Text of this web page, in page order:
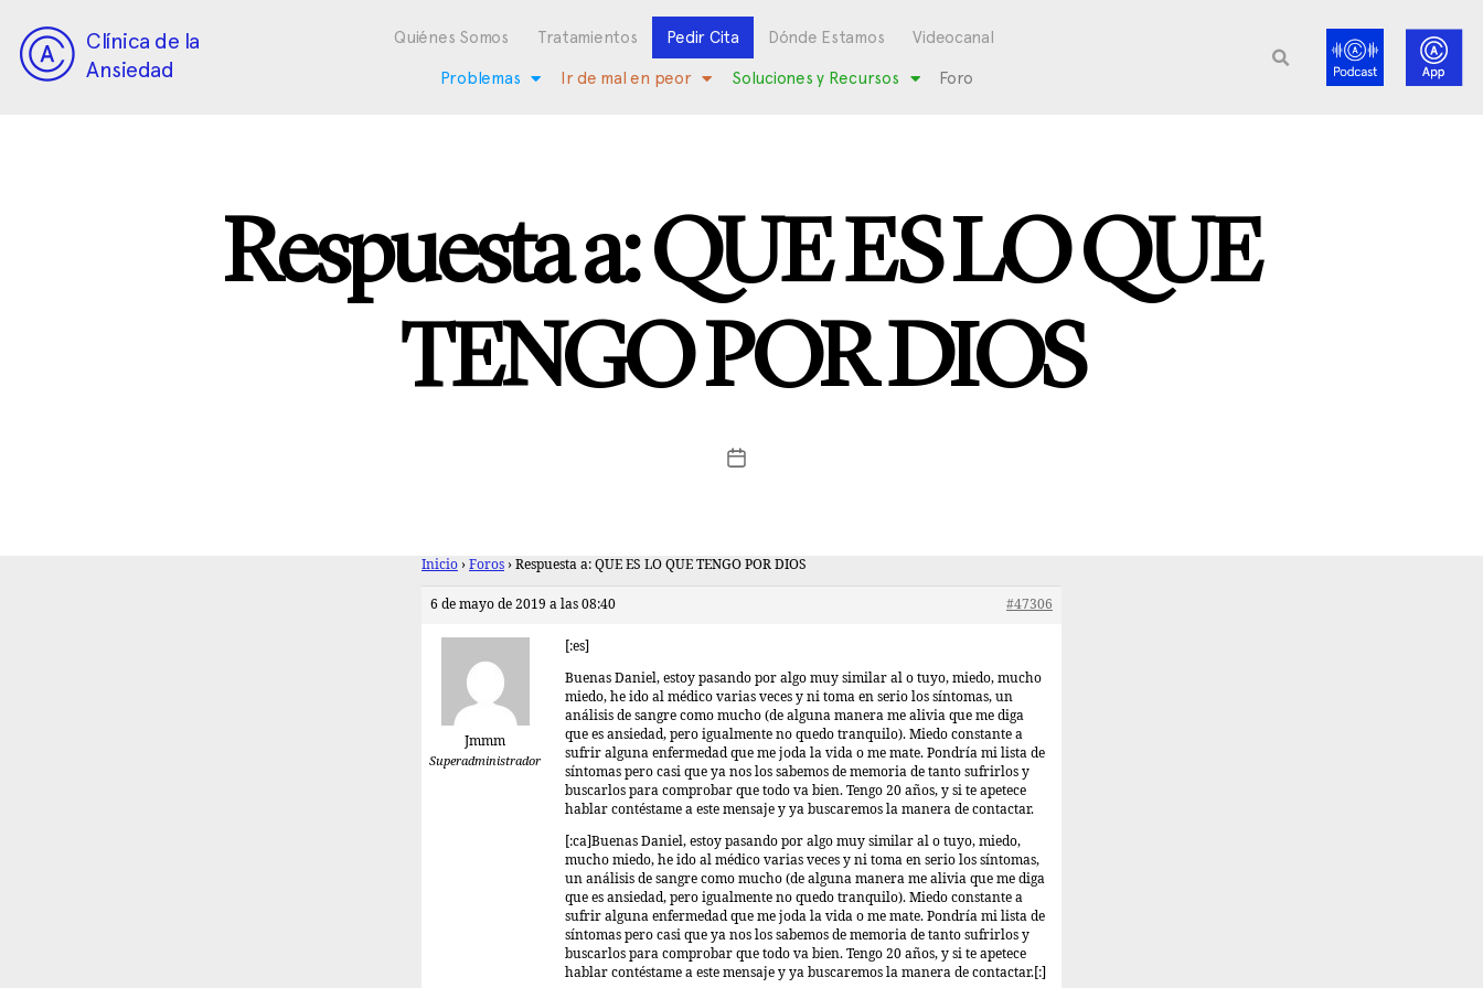
Clínica de la
Ansiedad
Quiénes Somos Tratamientos Pedir Cita Dónde Estamos Videocanal
Problemas Ir de mal en peor Soluciones y Recursos Foro
Respuesta a: QUE ES LO QUE
TENGO POR DIOS
Inicio › Foros › Respuesta a: QUE ES LO QUE TENGO POR DIOS
6 de mayo de 2019 a las 08:40 #47306
Jmmm
Superadministrador
[:es]
Buenas Daniel, estoy pasando por algo muy similar al o tuyo, miedo, mucho
miedo, he ido al médico varias veces y ni toma en serio los síntomas, un
análisis de sangre como mucho (de alguna manera me alivia que me diga
que es ansiedad, pero igualmente no quedo tranquilo). Miedo constante a
sufrir alguna enfermedad que me joda la vida o me mate. Pondría mi lista de
síntomas pero casi que ya nos los sabemos de memoria de tanto sufrirlos y
buscarlos para comprobar que todo va bien. Tengo 20 años, y si te apetece
hablar contéstame a este mensaje y ya buscaremos la manera de contactar.
[:ca]Buenas Daniel, estoy pasando por algo muy similar al o tuyo, miedo,
mucho miedo, he ido al médico varias veces y ni toma en serio los síntomas,
un análisis de sangre como mucho (de alguna manera me alivia que me diga
que es ansiedad, pero igualmente no quedo tranquilo). Miedo constante a
sufrir alguna enfermedad que me joda la vida o me mate. Pondría mi lista de
síntomas pero casi que ya nos los sabemos de memoria de tanto sufrirlos y
buscarlos para comprobar que todo va bien. Tengo 20 años, y si te apetece
hablar contéstame a este mensaje y ya buscaremos la manera de contactar.[:]